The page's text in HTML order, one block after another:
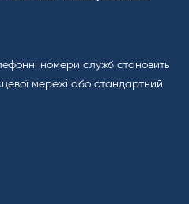
номери служб становить
мережі або стандартний